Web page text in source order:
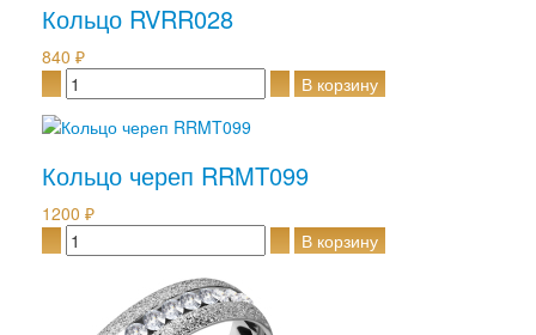
Кольцо RVRR028
840 ₽
Кольцо череп RRMT099
1200 ₽